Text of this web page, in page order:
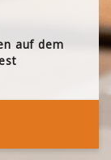
auf dem